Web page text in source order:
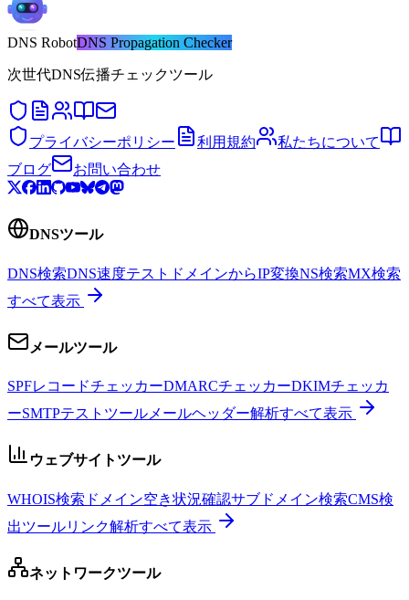
DNS RobotDNS Propagation Checker
次世代DNS伝播チェックツール
プライバシーポリシー 利用規約
私たちについて
ブログ
お問い合わせ
DNSツール
DNS検索DNS速度テスト ドメインからIP変換NS検索MX検索
すべて表示
メールツール
SPFレコードチェッカーDMARCチェッカーDKIMチェッカ
ーSMTPテストツール メールヘッダー解析すべて表示
ウェブサイトツール
WHOIS検索 ドメイン空き状況確認サブドメイン検索CMS検
出ツールリンク解析すべて表示
ネットワークツール